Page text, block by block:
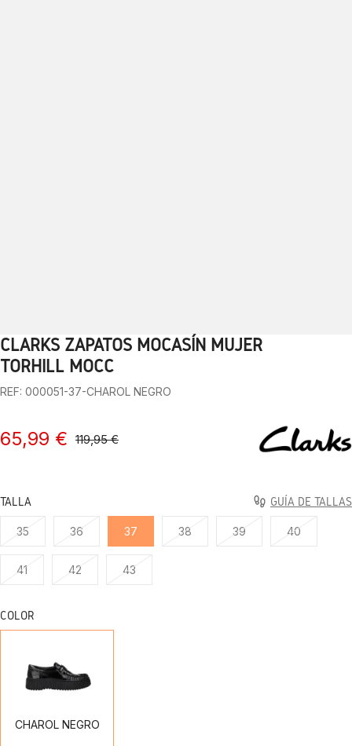
1 2 3 4 5 6 7 8
CLARKS ZAPATOS MOCASÍN MUJER
TORHILL MOCC
REF: 000051-37-CHAROL NEGRO
65,99 € 119,95 €
TALLA GUÍA DE TALLAS
35 36 37 38 39 40
41 42 43
COLOR
CHAROL NEGRO